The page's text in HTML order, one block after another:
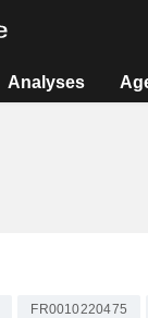
Analyses
FR0010220475